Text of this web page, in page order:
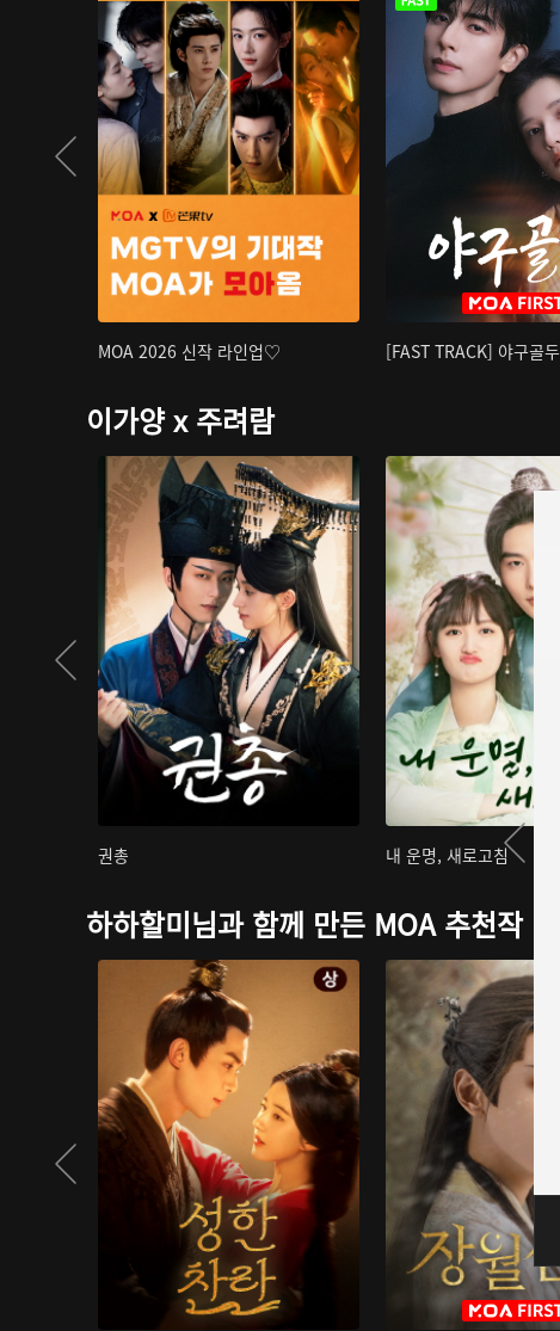
MOA 2026 신작 라인업♡ [FAST TRACK] 야구골두
이가양 x 주려람
권총 내 운명, 새로고침
하하할미님과 함께 만든 MOA 추천작